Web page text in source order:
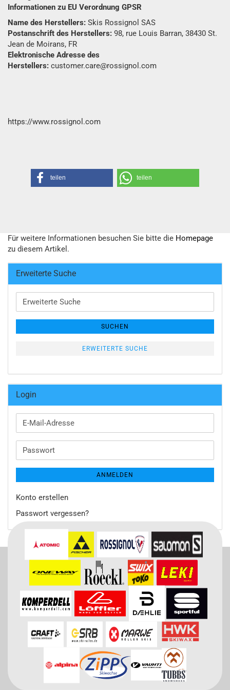
Informationen zu EU Verordnung GPSR
Name des Herstellers: Skis Rossignol SAS
Postanschrift des Herstellers: 98, rue Louis Barran, 38430 St.
Jean de Moirans, FR
Elektronische Adresse des
Herstellers: customer.care@rossignol.com
https://www.rossignol.com
teilen teilen
Für weitere Informationen besuchen Sie bitte die Homepage
zu diesem Artikel.
Erweiterte Suche
Suche
SUCHEN
ERWEITERTE SUCHE
Login
E-
Mail-
Passwort
ANMELDEN
Konto erstellen
Passwort vergessen?